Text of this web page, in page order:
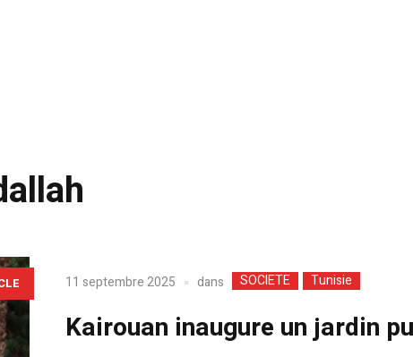
11 septembre 2025 dans SOCIETE Tunisie
Kairouan inaugure un jardin